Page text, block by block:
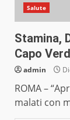
Salute
Stamina,
Capo
admin
ROMA –
malati con